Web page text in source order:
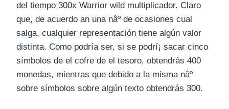
del tiempo 300x Warrior wild multiplicador. Claro
que, de acuerdo an una nâº de ocasiones cual
salga, cualquier representación tiene algún valor
distinta. Como podrí­a ser, si se podrí¡ sacar cinco
símbolos de el cofre de el tesoro, obtendrás 400
monedas, mientras que debido a la misma nâº
sobre símbolos sobre algún texto obtendrás 300.